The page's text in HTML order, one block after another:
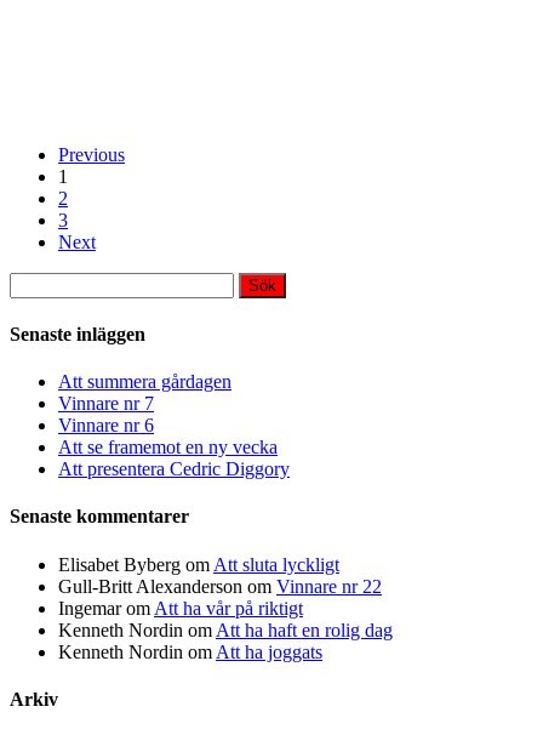
Previous
1
2
3
Next
efter:
Senaste inläggen
Att summera gårdagen
Vinnare nr 7
Vinnare nr 6
Att se framemot en ny vecka
Att presentera Cedric Diggory
Senaste kommentarer
Elisabet Byberg om Att sluta lyckligt
Gull-Britt Alexanderson om Vinnare nr 22
Ingemarom Att ha vår på riktigt
Kenneth Nordin om Att ha haft en rolig dag
Kenneth Nordin om Att ha joggats
Arkiv